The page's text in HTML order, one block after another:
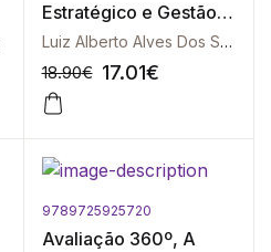
Estratégico e Gestão
de Negócios
Luiz Alberto Alves Dos Santos
18.90€ 17.01€
9789725925720
Avaliação 360º, A